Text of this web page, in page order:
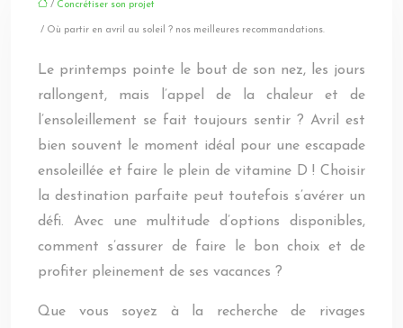
/ Concrétiser son projet
/ Où partir en avril au soleil ? nos meilleures recommandations.
Le printemps pointe le bout de son nez, les jours
rallongent, mais l’appel de la chaleur et de
l’ensoleillement se fait toujours sentir ? Avril est
bien souvent le moment idéal pour une escapade
ensoleillée et faire le plein de vitamine D ! Choisir
la destination parfaite peut toutefois s’avérer un
défi. Avec une multitude d’options disponibles,
comment s’assurer de faire le bon choix et de
profiter pleinement de ses vacances ?
Que vous soyez à la recherche de rivages